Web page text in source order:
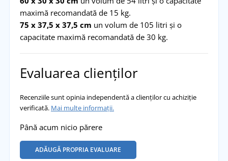
maximă recomandată de 15 kg.
75 x 37,5 x 37,5 cm un volum de 105 litri și o
capacitate maximă recomandată de 30 kg.
Evaluarea clienților
Recenziile sunt opinia independentă a clienților cu achiziție
verificată. Mai multe informații.
Până acum nicio părere
ADĂUGĂ PROPRIA EVALUARE